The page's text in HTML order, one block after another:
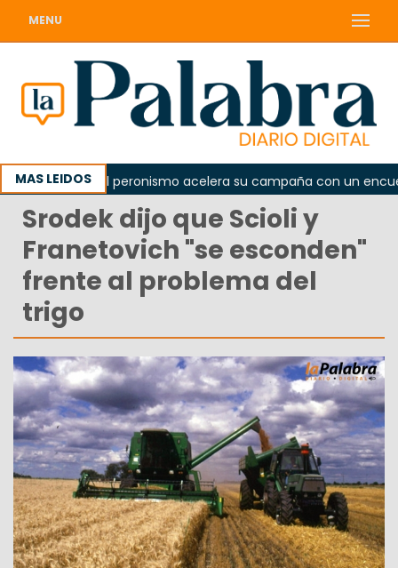
MENU
MAS LEIDOSEl peronismo acelera su campaña con un
Srodek dijo que Scioli y
Franetovich "se esconden"
frente al problema del
trigo